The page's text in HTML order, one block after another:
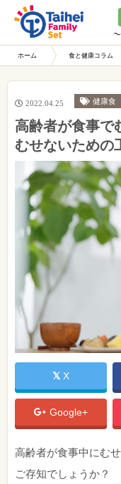
ホーム 食と健康コラム
2022.04.25 健康食
高齢者が食事で
むせないための
X
Google+
高齢者が食事中にむ
ご存知でしょうか？